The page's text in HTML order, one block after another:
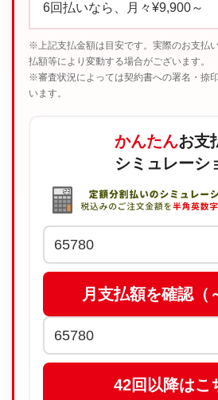
6回払いなら、月々¥9,900～
※上記支払金額は目安です。実際のお支払
払額等により変動する場合がございます。
※審査状況によっては契約書への署名・捺
います。
かんたんお支
シミュレーシ